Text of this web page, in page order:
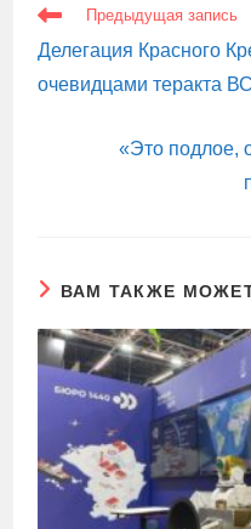
ЕЩЕ
СТАТЬИ
Предыдущая запись
Делегация Красного
очевидцами теракта
«Это подлое,
ВАМ ТАКЖЕ